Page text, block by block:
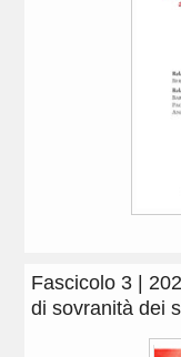
Fascicolo 3 |
di sovranità dei